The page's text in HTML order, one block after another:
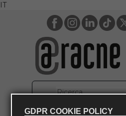
IT
GDPR COOKIE POLICY